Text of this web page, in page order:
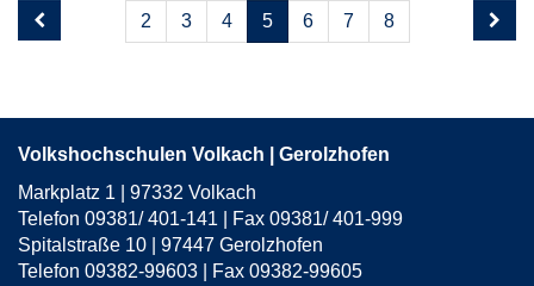
Seite
5
Seiten
blättern
2 3 4 5 6 7 8
Volkshochschulen Volkach | Gerolzhofen
Markplatz 1 | 97332 Volkach
Telefon 09381/ 401-141 | Fax 09381/ 401-999
Spitalstraße 10 | 97447 Gerolzhofen
Telefon 09382-99603 | Fax 09382-99605